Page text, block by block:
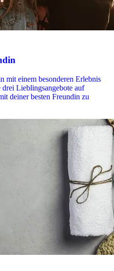
mit einem besonderen Erlebnis
drei Lieblingsangebote auf
deiner besten Freundin zu